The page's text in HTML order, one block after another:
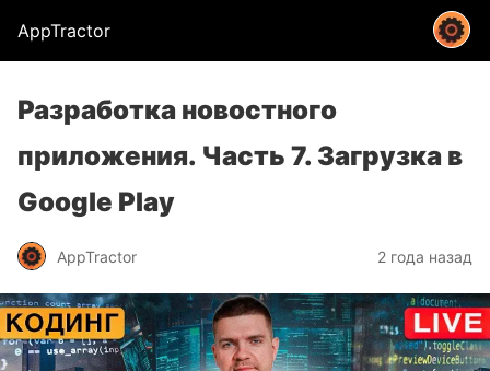
AppTractor
Разработка новостного
приложения. Часть 7. Загрузка в
Google Play
AppTractor 2 года назад